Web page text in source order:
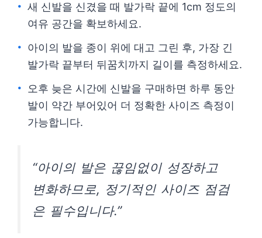
새 신발을 신겼을 때 발가락 끝에 1cm 정도의
여유 공간을 확보하세요.
아이의 발을 종이 위에 대고 그린 후, 가장 긴
발가락 끝부터 뒤꿈치까지 길이를 측정하세요.
오후 늦은 시간에 신발을 구매하면 하루 동안
발이 약간 부어있어 더 정확한 사이즈 측정이
가능합니다.
“아이의 발은 끊임없이 성장하고
변화하므로, 정기적인 사이즈 점검
은 필수입니다.”